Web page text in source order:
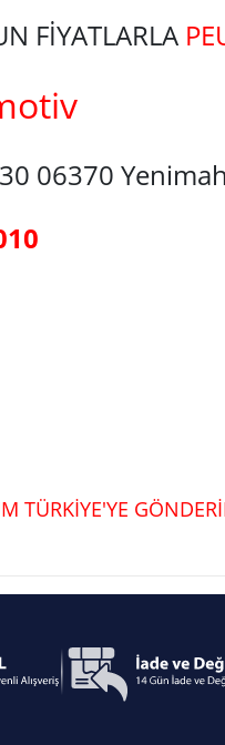
FİYATLARLA
06370
TÜRKİYE'YE